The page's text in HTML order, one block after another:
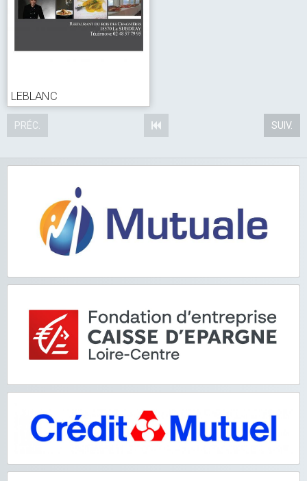
LEBLANC
PRÉC. SUIV.